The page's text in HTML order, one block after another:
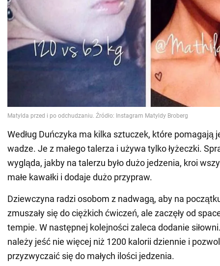
Według Duńczyka ma kilka sztuczek, które pomagają
wadze. Je z małego talerza i używa tylko łyżeczki.
wygląda, jakby na talerzu było dużo jedzenia, kroi
małe kawałki i dodaje dużo przypraw.
Dziewczyna radzi osobom z nadwagą, aby na
zmuszały się do ciężkich ćwiczeń, ale zaczęły od
tempie. W następnej kolejności zaleca dodanie
należy jeść nie więcej niż 1200 kalorii dziennie i
przyzwyczaić się do małych ilości jedzenia.